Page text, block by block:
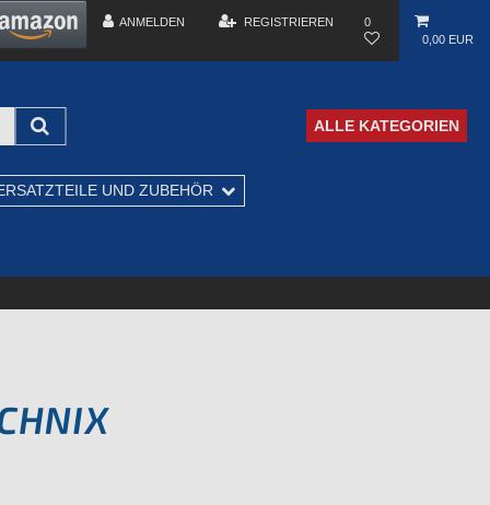
ANMELDEN REGISTRIEREN
0
0,00 EUR
ALLE KATEGORIEN
UND ZUBEHÖR